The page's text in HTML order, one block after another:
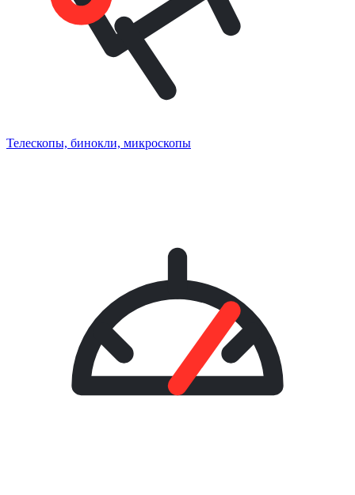
Телескопы, бинокли, микроскопы